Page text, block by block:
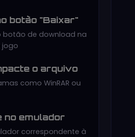
botão "Baixar"
botão de download na
o arquivo
como WinRAR ou
no emulador
correspondente à